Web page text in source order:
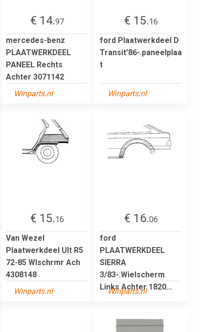
€ 14.97
mercedes-benz
PLAATWERKDEEL
PANEEL Rechts
Achter 3071142
Winparts.nl
€ 15.16
ford Plaatwerkdeel D
Transit'86-.paneelplaa
t
Winparts.nl
€ 15.16
Van Wezel
Plaatwerkdeel Ult R5
72-85 Wlschrmr Ach
4308148
Winparts.nl
€ 16.06
ford
PLAATWERKDEEL
SIERRA
3/83-.Wielscherm
Links Achter 1820...
Winparts.nl